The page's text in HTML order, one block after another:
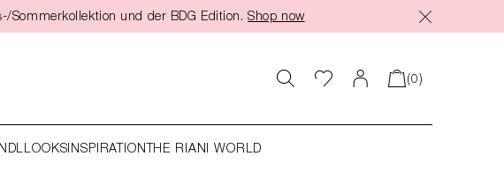
Sommerkollektion und der BDG Edition. Shop now
(0)
LOOKSINSPIRATION THE RIANI WORLD